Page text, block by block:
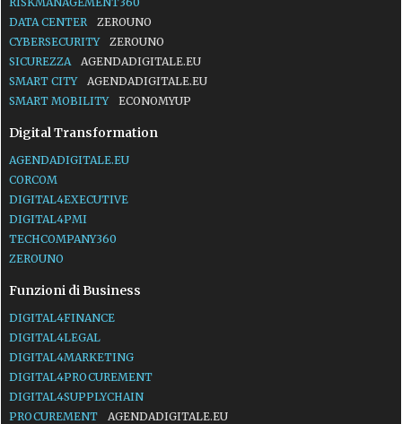
DATA CENTER
ZEROUNO
CYBERSECURITY
ZEROUNO
SICUREZZA
AGENDADIGITALE.EU
SMART CITY
AGENDADIGITALE.EU
SMART MOBILITY
ECONOMYUP
Digital Transformation
AGENDADIGITALE.EU
CORCOM
DIGITAL4EXECUTIVE
DIGITAL4PMI
TECHCOMPANY360
ZEROUNO
Funzioni di Business
DIGITAL4FINANCE
DIGITAL4LEGAL
DIGITAL4MARKETING
DIGITAL4PROCUREMENT
DIGITAL4SUPPLYCHAIN
PROCUREMENT
AGENDADIGITALE.EU